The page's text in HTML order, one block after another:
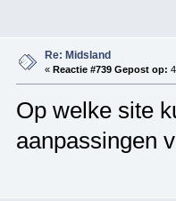
Re: Midsland
« Reactie #739 Gepost op:
Op welke site
aanpassingen